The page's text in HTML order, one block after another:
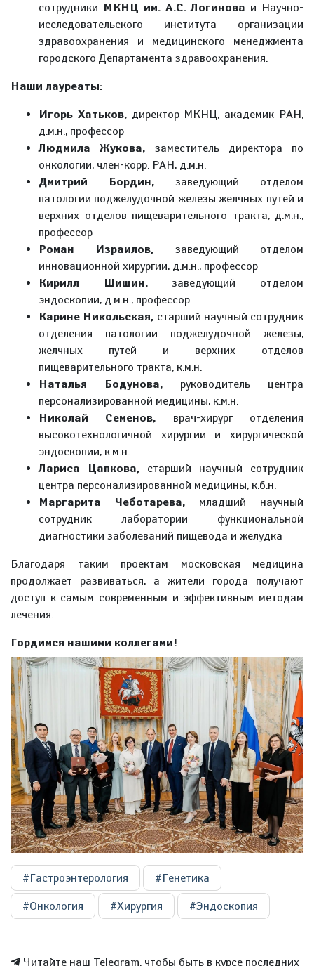
сотрудники МКНЦ им. А.С. Логинова и Научно-
исследовательского института организации
здравоохранения и медицинского менеджмента
городского Департамента здравоохранения.
Наши лауреаты:
Игорь Хатьков, директор МКНЦ, академик РАН,
д.м.н., профессор
Людмила Жукова, заместитель директора по
онкологии, член-корр. РАН, д.м.н.
Дмитрий Бордин, заведующий отделом
патологии поджелудочной железы желчных путей и
верхних отделов пищеварительного тракта, д.м.н.,
профессор
Роман Израилов, заведующий отделом
инновационной хирургии, д.м.н., профессор
Кирилл Шишин,заведующий отделом
эндоскопии, д.м.н., профессор
Карине Никольская, старший научный сотрудник
отделения патологии поджелудочной железы,
желчных путей и верхних отделов
пищеварительного тракта, к.м.н.
Наталья Бодунова, руководитель центра
персонализированной медицины, к.м.н.
Николай Семенов, врач-хирург отделения
высокотехнологичной хирургии и хирургической
эндоскопии, к.м.н.
Лариса Цапкова, старший научный сотрудник
центра персонализированной медицины, к.б.н.
Маргарита Чеботарева, младший научный
сотрудник лаборатории функциональной
диагностики заболеваний пищевода и желудка
Благодаря таким проектам московская медицина
продолжает развиваться, а жители города получают
доступ к самым современным и эффективным методам
лечения.
Гордимся нашими коллегами!
#Гастроэнтерология #Генетика
#Онкология #Хирургия #Эндоскопия
Читайте наш Telegram, чтобы быть в курсе последних